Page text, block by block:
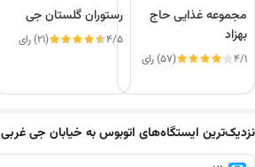
مجموعه غذایی حاج
بهزاد
4/1 (57) رای
رستوران گلستان جی
4/5 (21) رای
نزدیک‌ترین ایستگاه‌های اتوبوس به خیابان جی غربی
این دور و بر